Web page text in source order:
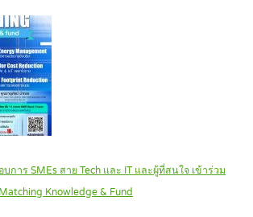
การ SMEs สาย Tech และ IT และผู้ที่สนใจ เข้าร่วม
Knowledge & Fund